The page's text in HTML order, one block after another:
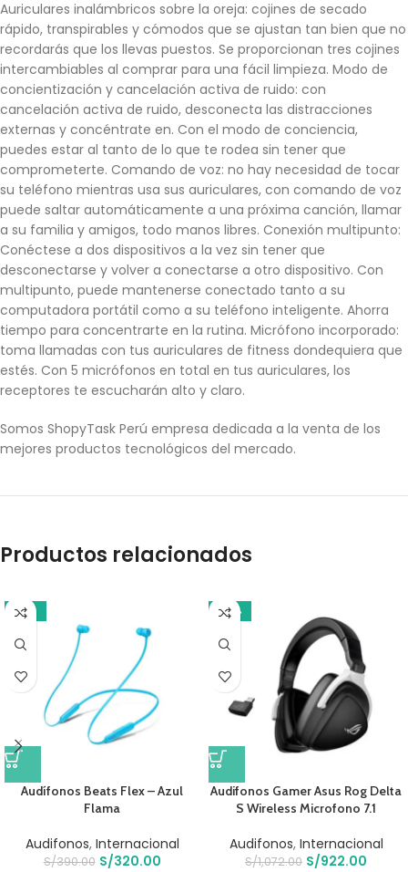
Auriculares inalámbricos sobre la oreja: cojines de secado
rápido, transpirables y cómodos que se ajustan tan bien que no
recordarás que los llevas puestos. Se proporcionan tres cojines
intercambiables al comprar para una fácil limpieza. Modo de
concientización y cancelación activa de ruido: con
cancelación activa de ruido, desconecta las distracciones
externas y concéntrate en. Con el modo de conciencia,
puedes estar al tanto de lo que te rodea sin tener que
comprometerte. Comando de voz: no hay necesidad de tocar
su teléfono mientras usa sus auriculares, con comando de voz
puede saltar automáticamente a una próxima canción, llamar
a su familia y amigos, todo manos libres. Conexión multipunto:
Conéctese a dos dispositivos a la vez sin tener que
desconectarse y volver a conectarse a otro dispositivo. Con
multipunto, puede mantenerse conectado tanto a su
computadora portátil como a su teléfono inteligente. Ahorra
tiempo para concentrarte en la rutina. Micrófono incorporado:
toma llamadas con tus auriculares de fitness dondequiera que
estés. Con 5 micrófonos en total en tus auriculares, los
receptores te escucharán alto y claro.
Somos ShopyTask Perú empresa dedicada a la venta de los
mejores productos tecnológicos del mercado.
Productos relacionados
-18%
Audífonos Beats Flex – Azul
Flama
Audifonos, Internacional
S/390.00 S/320.00
-14%
Audifonos Gamer Asus Rog Delta
S Wireless Microfono 7.1
Audifonos, Internacional
S/1,072.00 S/922.00